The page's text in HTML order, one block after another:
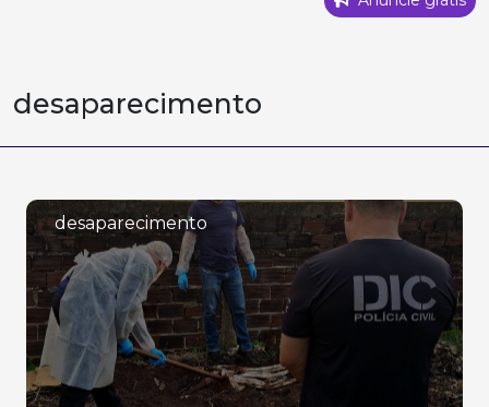
desaparecimento
desaparecimento